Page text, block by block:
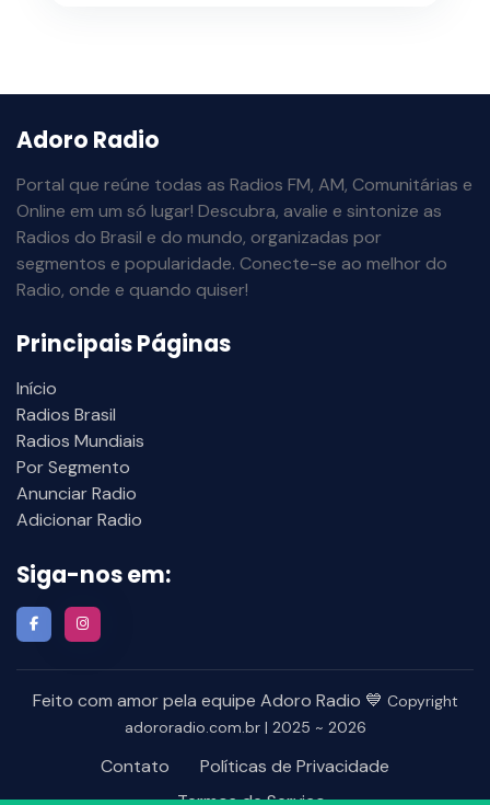
Adoro Radio
Portal que reúne todas as Radios FM, AM, Comunitárias e
Online em um só lugar! Descubra, avalie e sintonize as
Radios do Brasil e do mundo, organizadas por
segmentos e popularidade. Conecte-se ao melhor do
Radio, onde e quando quiser!
Principais Páginas
Início
Radios Brasil
Radios Mundiais
Por Segmento
Anunciar Radio
Adicionar Radio
Siga-nos em:
Feito com amor pela equipe Adoro Radio 💙 Copyright
adororadio.com.br | 2025 ~ 2026
Contato
Políticas de Privacidade